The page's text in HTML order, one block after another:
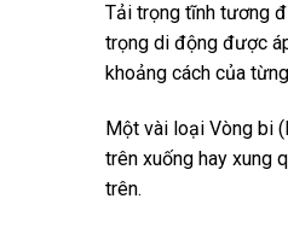
Tải trọng tĩnh tương
trọng di động được
khoảng cách của
Một vài loại Vòng bi
trên xuống hay xung
trên.